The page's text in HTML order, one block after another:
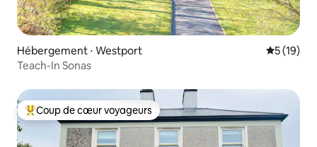
Hébergement ⋅ Westport
5 (19)
Teach-In Sonas
Coups de cœur voyageurs les plus appréciés
Coup de cœur voyageurs